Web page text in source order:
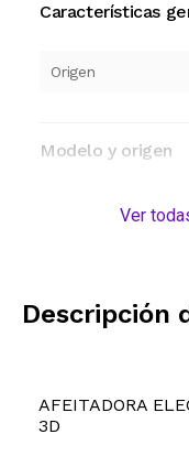
Características
Origen
Modelo y origen
Ver
Descripción
AFEITADORA
3D